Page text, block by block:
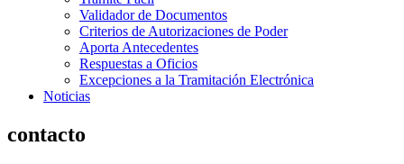
Validador de Documentos
Criterios de Autorizaciones de Poder
Aporta Antecedentes
Respuestas a Oficios
Excepciones a la Tramitación Electrónica
Noticias
contacto